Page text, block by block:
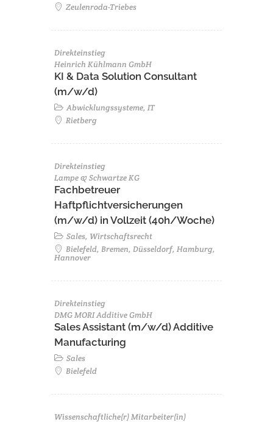
Zeulenroda-Triebes
Direkteinstieg
Heinrich Kühlmann GmbH
KI & Data Solution Consultant
(m/w/d)
Abwicklungssysteme, IT
Rietberg
Direkteinstieg
Lampe & Schwartze KG
Fachbetreuer
Haftpflichtversicherungen
(m/w/d) in Vollzeit (40h/Woche)
Sales, Wirtschaftsrecht
Bielefeld, Bremen, Düsseldorf, Hamburg,
Hannover
Direkteinstieg
DMG MORI Additive GmbH
Sales Assistant (m/w/d) Additive
Manufacturing
Sales
Bielefeld
Wissenschaftliche(r) Mitarbeiter(in)